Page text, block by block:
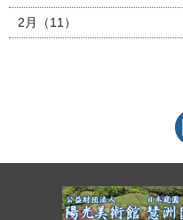
2月（11）